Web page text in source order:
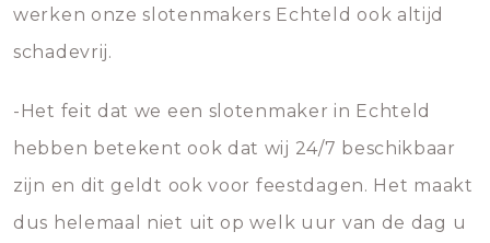
werken onze slotenmakers Echteld ook altijd
schadevrij.
-Het feit dat we een slotenmaker in Echteld
hebben betekent ook dat wij 24/7 beschikbaar
zijn en dit geldt ook voor feestdagen. Het maakt
dus helemaal niet uit op welk uur van de dag u